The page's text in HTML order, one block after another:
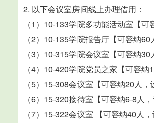
2. 以下会议室房间线上办理借用：
（1）10-133学院多功能活动室【可
（2）10-135学院报告厅【可容纳60
（3）10-315学院会议室【可容纳30
（4）10-420学院党员之家【可容纳
（5）15-308会议室【可容纳20人
（6）15-320接待室【可容纳6-8人
（7）15-322会议室 【可容纳40人